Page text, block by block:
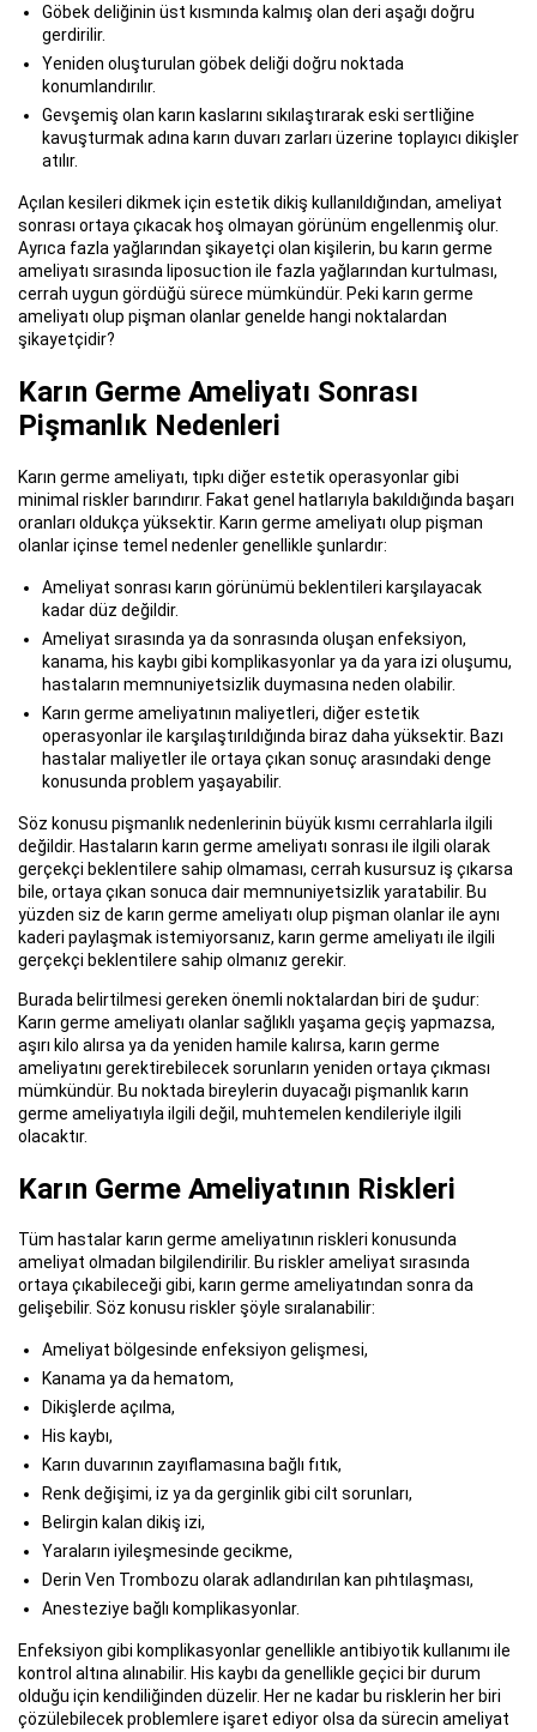
Göbek deliğinin üst kısmında kalmış olan deri aşağı doğru
gerdirilir.
Yeniden oluşturulan göbek deliği doğru noktada
konumlandırılır.
Gevşemiş olan karın kaslarını sıkılaştırarak eski sertliğine
kavuşturmak adına karın duvarı zarları üzerine toplayıcı dikişler
atılır.
Açılan kesileri dikmek için estetik dikiş kullanıldığından, ameliyat
sonrası ortaya çıkacak hoş olmayan görünüm engellenmiş olur.
Ayrıca fazla yağlarından şikayetçi olan kişilerin, bu karın germe
ameliyatı sırasında liposuction ile fazla yağlarından kurtulması,
cerrah uygun gördüğü sürece mümkündür. Peki karın germe
ameliyatı olup pişman olanlar genelde hangi noktalardan
şikayetçidir?
Karın Germe Ameliyatı Sonrası
Pişmanlık Nedenleri
Karın germe ameliyatı, tıpkı diğer estetik operasyonlar gibi
minimal riskler barındırır. Fakat genel hatlarıyla bakıldığında başarı
oranları oldukça yüksektir. Karın germe ameliyatı olup pişman
olanlar içinse temel nedenler genellikle şunlardır:
Ameliyat sonrası karın görünümü beklentileri karşılayacak
kadar düz değildir.
Ameliyat sırasında ya da sonrasında oluşan enfeksiyon,
kanama, his kaybı gibi komplikasyonlar ya da yara izi oluşumu,
hastaların memnuniyetsizlik duymasına neden olabilir.
Karın germe ameliyatının maliyetleri, diğer estetik
operasyonlar ile karşılaştırıldığında biraz daha yüksektir. Bazı
hastalar maliyetler ile ortaya çıkan sonuç arasındaki denge
konusunda problem yaşayabilir.
Söz konusu pişmanlık nedenlerinin büyük kısmı cerrahlarla ilgili
değildir. Hastaların karın germe ameliyatı sonrası ile ilgili olarak
gerçekçi beklentilere sahip olmaması, cerrah kusursuz iş çıkarsa
bile, ortaya çıkan sonuca dair memnuniyetsizlik yaratabilir. Bu
yüzden siz de karın germe ameliyatı olup pişman olanlar ile aynı
kaderi paylaşmak istemiyorsanız, karın germe ameliyatı ile ilgili
gerçekçi beklentilere sahip olmanız gerekir.
Burada belirtilmesi gereken önemli noktalardan biri de şudur:
Karın germe ameliyatı olanlar sağlıklı yaşama geçiş yapmazsa,
aşırı kilo alırsa ya da yeniden hamile kalırsa, karın germe
ameliyatını gerektirebilecek sorunların yeniden ortaya çıkması
mümkündür. Bu noktada bireylerin duyacağı pişmanlık karın
germe ameliyatıyla ilgili değil, muhtemelen kendileriyle ilgili
olacaktır.
Karın Germe Ameliyatının Riskleri
Tüm hastalar karın germe ameliyatının riskleri konusunda
ameliyat olmadan bilgilendirilir. Bu riskler ameliyat sırasında
ortaya çıkabileceği gibi, karın germe ameliyatından sonra da
gelişebilir. Söz konusu riskler şöyle sıralanabilir:
Ameliyat bölgesinde enfeksiyon gelişmesi,
Kanama ya da hematom,
Dikişlerde açılma,
His kaybı,
Karın duvarının zayıflamasına bağlı fıtık,
Renk değişimi, iz ya da gerginlik gibi cilt sorunları,
Belirgin kalan dikiş izi,
Yaraların iyileşmesinde gecikme,
Derin Ven Trombozu olarak adlandırılan kan pıhtılaşması,
Anesteziye bağlı komplikasyonlar.
Enfeksiyon gibi komplikasyonlar genellikle antibiyotik kullanımı ile
kontrol altına alınabilir. His kaybı da genellikle geçici bir durum
olduğu için kendiliğinden düzelir. Her ne kadar bu risklerin her biri
çözülebilecek problemlere işaret ediyor olsa da sürecin ameliyat